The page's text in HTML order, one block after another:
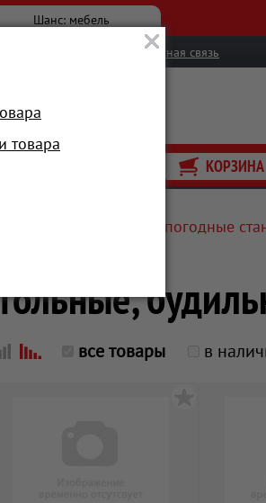
Шанс: мебель
Обратная связь
КОРЗИНА
радиобудильники, погодные
все товары в
товара